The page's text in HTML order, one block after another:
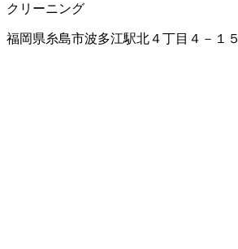
クリーニング
福岡県糸島市波多江駅北４丁目４－１５